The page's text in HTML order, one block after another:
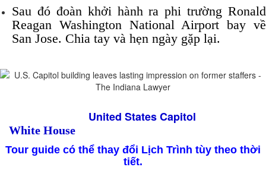
Sau đó đoàn khởi hành ra phi trường Ronald
Reagan Washington National Airport bay về
San Jose. Chia tay và hẹn ngày gặp lại.
United States Capitol
White House
Tour guide có thể thay đổi Lịch Trình tùy theo thời
tiết.